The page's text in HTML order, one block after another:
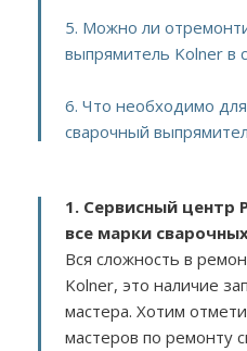
5. Можно ли
выпрямитель Kolner в
6. Что необходимо
сварочный
1. Сервисный центр
все марки
Вся сложность в
Kolner, это наличие
мастера. Хотим
мастеров по ремонту